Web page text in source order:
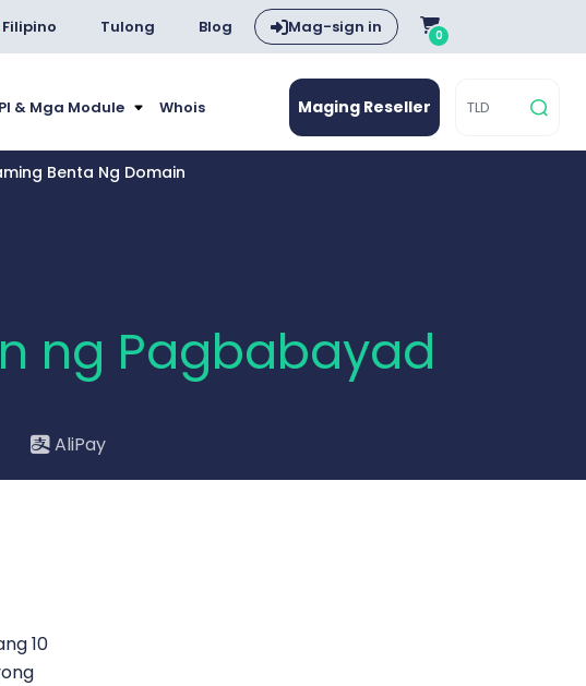
Filipino Tulong Blog Mag-sign in 0
& Mga Module Whois Maging Reseller
Benta Ng Domain
ng Pagbabayad
AliPay
10